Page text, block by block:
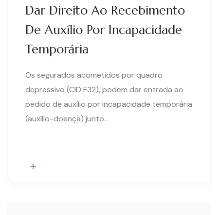
Dar Direito Ao Recebimento
De Auxílio Por Incapacidade
Temporária
Os segurados acometidos por quadro
depressivo (CID F32), podem dar entrada ao
pedido de auxílio por incapacidade temporária
(auxílio-doença) junto..